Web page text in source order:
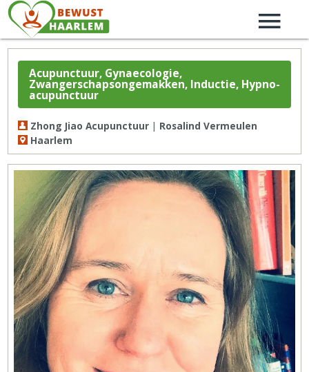
Acupunctuur, Gynaecologie,
Zwangerschapsongemakken, Inductie, Hypno-
acupunctuur
Zhong Jiao Acupunctuur | Rosalind Vermeulen
Haarlem